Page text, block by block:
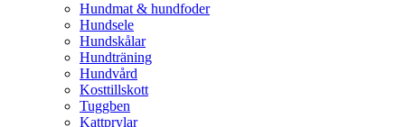
Hundmat & hundfoder
Hundsele
Hundskålar
Hundträning
Hundvård
Kosttillskott
Tuggben
Kattprylar